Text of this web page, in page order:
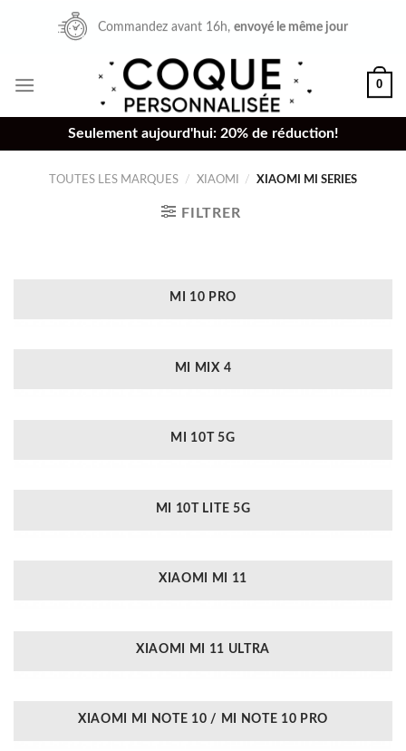
Commandez avant 16h,envoyé le même jour
0
Seulement aujourd'hui: 20% de réduction!
TOUTES LES MARQUES / XIAOMI / XIAOMI MI SERIES
FILTRER
MI 10 PRO
MI MIX 4
MI 10T 5G
MI 10T LITE 5G
XIAOMI MI 11
XIAOMI MI 11 ULTRA
XIAOMI MI NOTE 10 / MI NOTE 10 PRO